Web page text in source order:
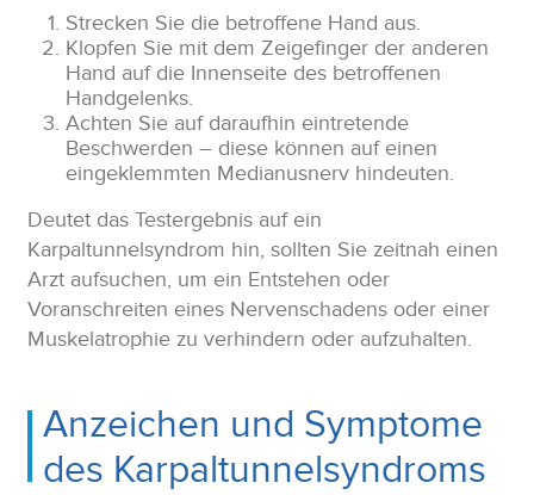
Strecken Sie die betroffene Hand aus.
Klopfen Sie mit dem Zeigefinger der anderen
Hand auf die Innenseite des betroffenen
Handgelenks.
Achten Sie auf daraufhin eintretende
Beschwerden – diese können auf einen
eingeklemmten Medianusnerv hindeuten.
Deutet das Testergebnis auf ein
Karpaltunnelsyndrom hin, sollten Sie zeitnah einen
Arzt aufsuchen, um ein Entstehen oder
Voranschreiten eines Nervenschadens oder einer
Muskelatrophie zu verhindern oder aufzuhalten.
Anzeichen und Symptome
des Karpaltunnelsyndroms